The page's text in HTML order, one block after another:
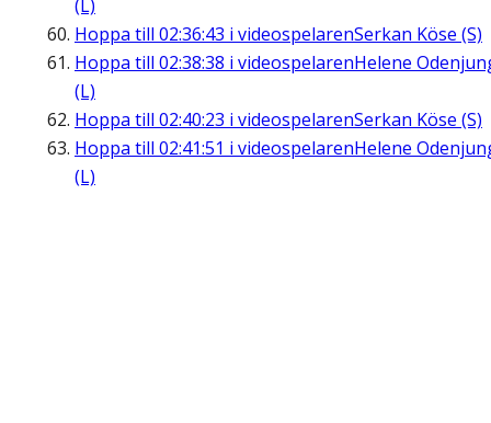
(L)
Hoppa till 02:36:43 i videospelarenSerkan Köse (S)
Hoppa till 02:38:38 i videospelarenHelene
(L)
Hoppa till 02:40:23 i videospelarenSerkan Köse (S)
Hoppa till 02:41:51 i videospelarenHelene
(L)